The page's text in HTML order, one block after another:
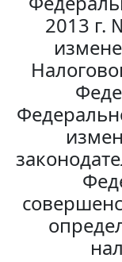
2013 г.